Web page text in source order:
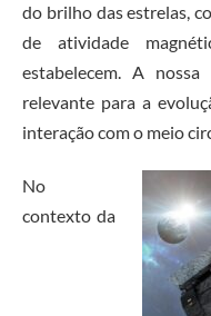
do brilho das estrelas,
de atividade
estabelecem. A
relevante para a
interação com o meio
No
contexto da